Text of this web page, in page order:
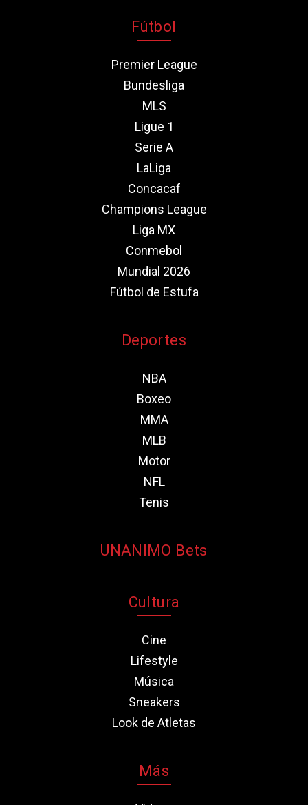
Fútbol
Premier League
Bundesliga
MLS
Ligue 1
Serie A
LaLiga
Concacaf
Champions League
Liga MX
Conmebol
Mundial 2026
Fútbol de Estufa
Deportes
NBA
Boxeo
MMA
MLB
Motor
NFL
Tenis
UNANIMO Bets
Cultura
Cine
Lifestyle
Música
Sneakers
Look de Atletas
Más